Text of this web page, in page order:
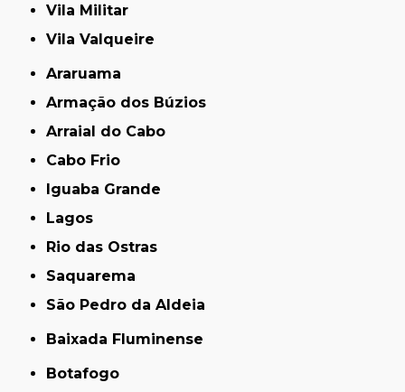
Vila Militar
Vila Valqueire
Araruama
Armação dos Búzios
Arraial do Cabo
Cabo Frio
Iguaba Grande
Lagos
Rio das Ostras
Saquarema
São Pedro da Aldeia
Baixada Fluminense
Botafogo